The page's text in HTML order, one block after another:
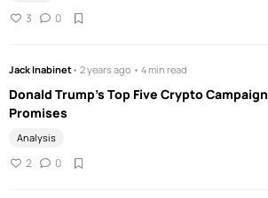
3 0
Jack Inabinet• 2 years ago • 4 min read
Donald Trump's Top Five Crypto Campaign
Promises
Analysis
2 0